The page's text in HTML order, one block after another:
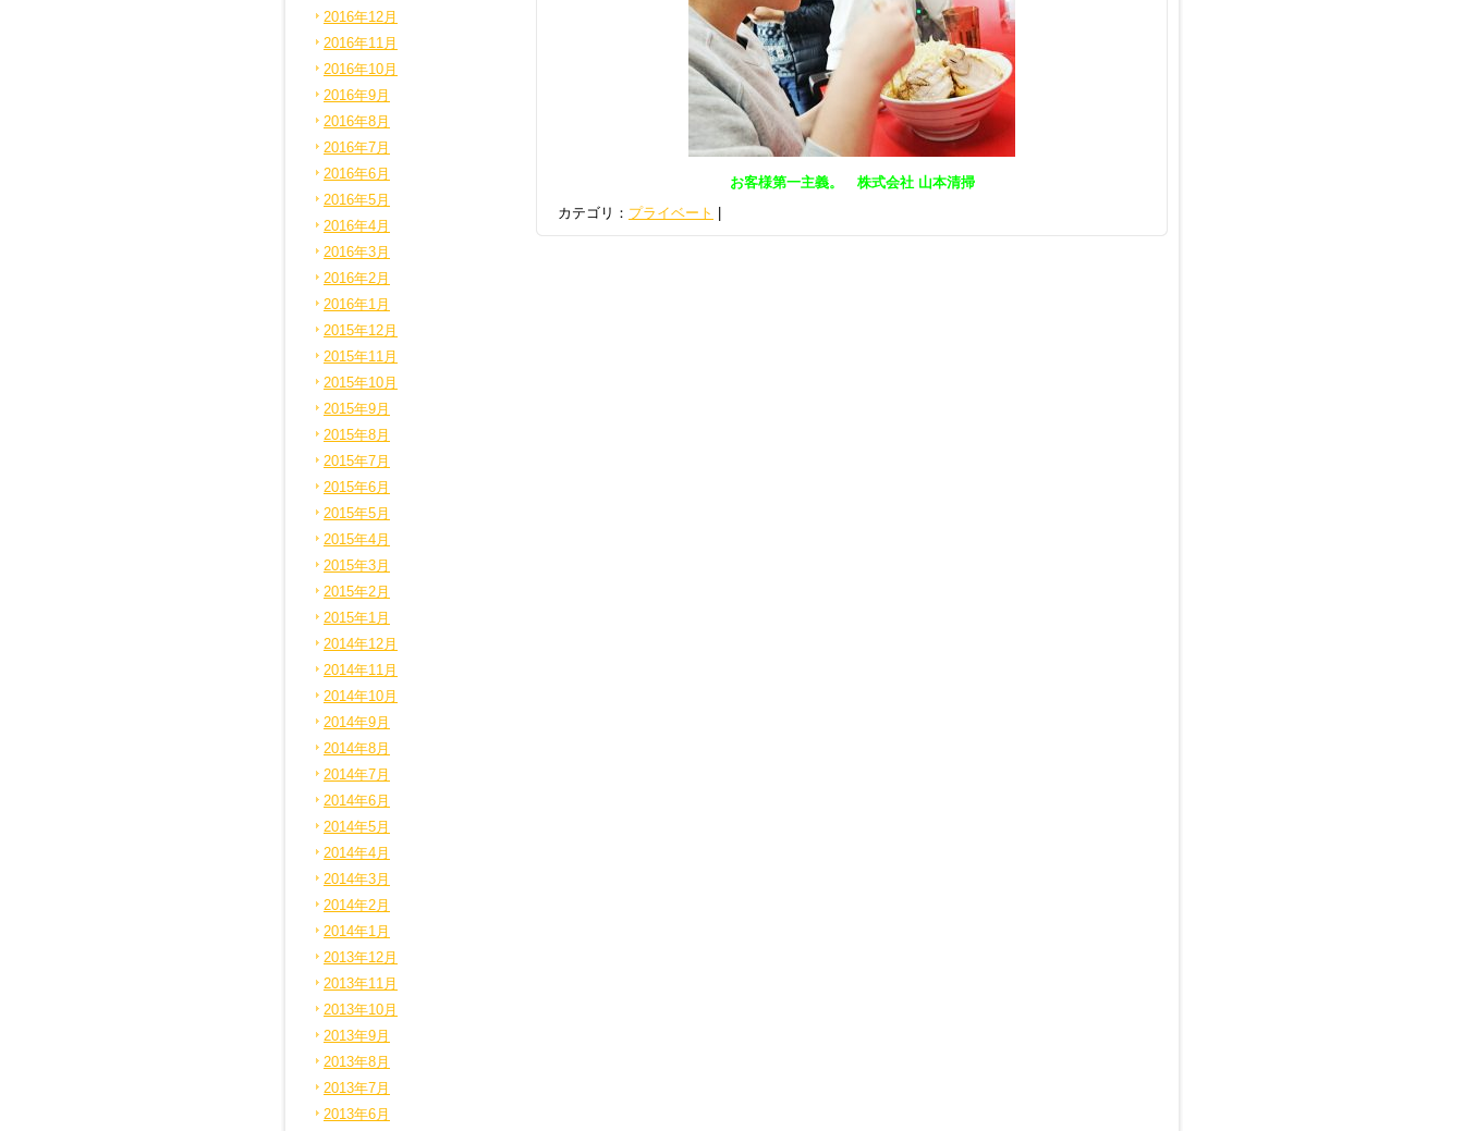
お客様第一主義。 株式会社 山本清掃
カテゴリ： プライベート |
2016年12月
2016年11月
2016年10月
2016年9月
2016年8月
2016年7月
2016年6月
2016年5月
2016年4月
2016年3月
2016年2月
2016年1月
2015年12月
2015年11月
2015年10月
2015年9月
2015年8月
2015年7月
2015年6月
2015年5月
2015年4月
2015年3月
2015年2月
2015年1月
2014年12月
2014年11月
2014年10月
2014年9月
2014年8月
2014年7月
2014年6月
2014年5月
2014年4月
2014年3月
2014年2月
2014年1月
2013年12月
2013年11月
2013年10月
2013年9月
2013年8月
2013年7月
2013年6月